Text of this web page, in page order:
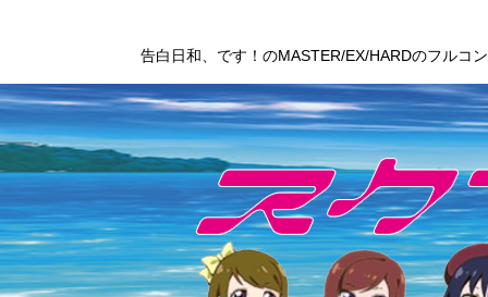
告白日和、です！のMASTER/EX/HARDのフルコ